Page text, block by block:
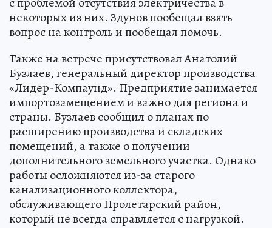
некоторых из них. Здунов пообещал взять
вопрос на контроль и пообещал помочь.
Также на встрече присутствовал Анатолий
Бузлаев, генеральный директор производства
«Лидер-Компаунд». Предприятие занимается
импортозамещением и важно для региона и
страны. Бузлаев сообщил о планах по
расширению производства и складских
помещений, а также о получении
дополнительного земельного участка. Однако
работы осложняются из-за старого
канализационного коллектора,
обслуживающего Пролетарский район,
который не всегда справляется с нагрузкой.